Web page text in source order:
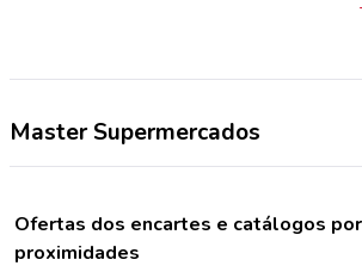
Master Supermercados
Ofertas dos encartes e catálogos
proximidades